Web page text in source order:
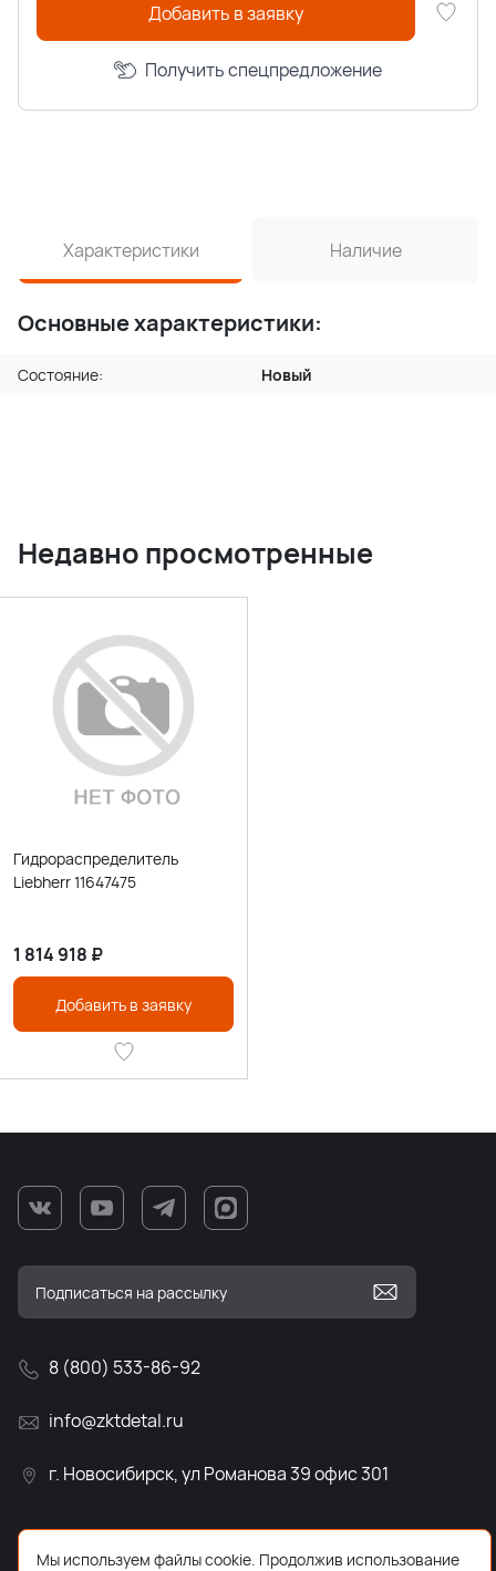
Добавить в заявку
Получить спецпредложение
Характеристики Наличие
Основные характеристики:
Состояние: Новый
Недавно просмотренные
Гидрораспределитель
Liebherr 11647475
1 814 918 ₽
Добавить в заявку
8 (800) 533-86-92
info@zktdetal.ru
г. Новосибирск, ул Романова 39 офис 301
Мы используем файлы cookie. Продолжив использование